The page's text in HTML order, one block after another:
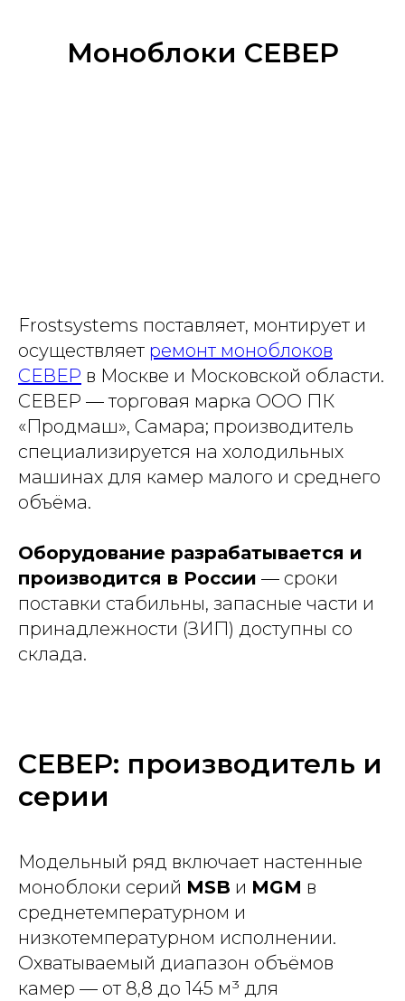
Моноблоки СЕВЕР
Frostsystems поставляет, монтирует и
осуществляет ремонт моноблоков
СЕВЕР в Москве и Московской области.
СЕВЕР — торговая марка ООО ПК
«Продмаш», Самара; производитель
специализируется на холодильных
машинах для камер малого и среднего
объёма.
Оборудование разрабатывается и
производится в России — сроки
поставки стабильны, запасные части и
принадлежности (ЗИП) доступны со
склада.
СЕВЕР: производитель и
серии
Модельный ряд включает настенные
моноблоки серий MSB и MGM в
среднетемпературном и
низкотемпературном исполнении.
Охватываемый диапазон объёмов
камер — от 8,8 до 145 м³ для